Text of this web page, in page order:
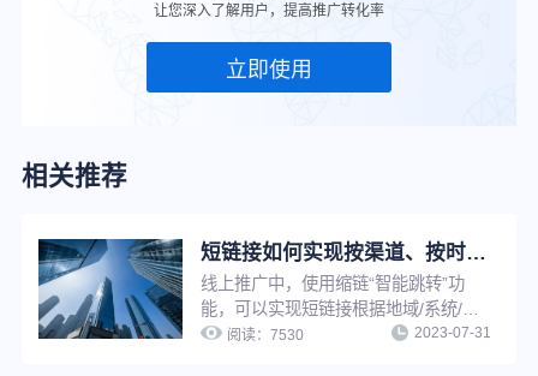
让您深入了解用户，提高推广转化率
立即使用
相关推荐
短链接如何实现按渠道、按时间智能跳转？简单三步，搞定精准营销
线上推广中，使用缩链“智能跳转”功
能，可以实现短链接根据地域/系统/访
问环境/时间/比例等条件进行判断，打
阅读：7530 2023-07-31